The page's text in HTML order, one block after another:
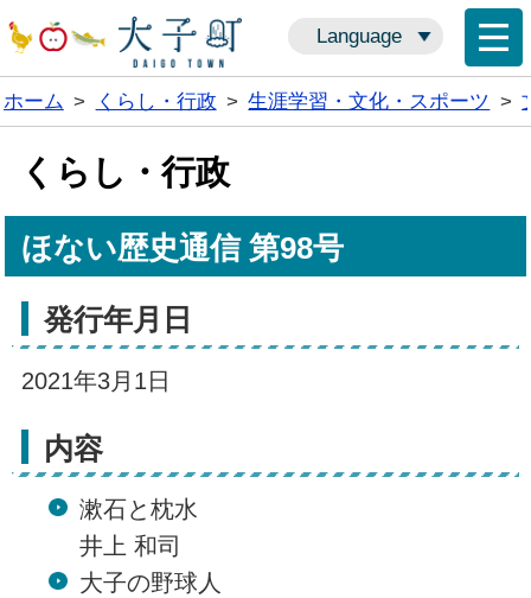
Language
ホーム > くらし・行政 > 生涯学習・文化・スポーツ >
くらし・行政
ほない歴史通信 第98号
発行年月日
2021年3月1日
内容
漱石と枕水
井上 和司
大子の野球人